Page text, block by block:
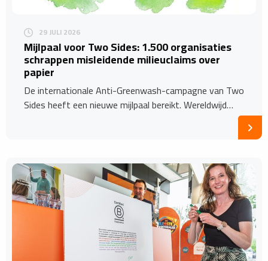
29 JULI 2026
​Mijlpaal voor Two Sides: 1.500 organisaties
schrappen misleidende milieuclaims over
papier
De internationale Anti-Greenwash-campagne van Two
Sides heeft een nieuwe mijlpaal bereikt. Wereldwijd…